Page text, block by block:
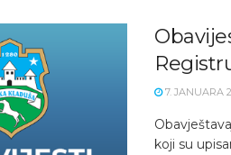
7. JANUARA
koji su